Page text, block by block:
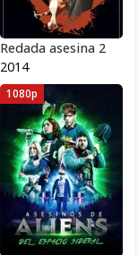
Redada asesina 2
2014
1080p